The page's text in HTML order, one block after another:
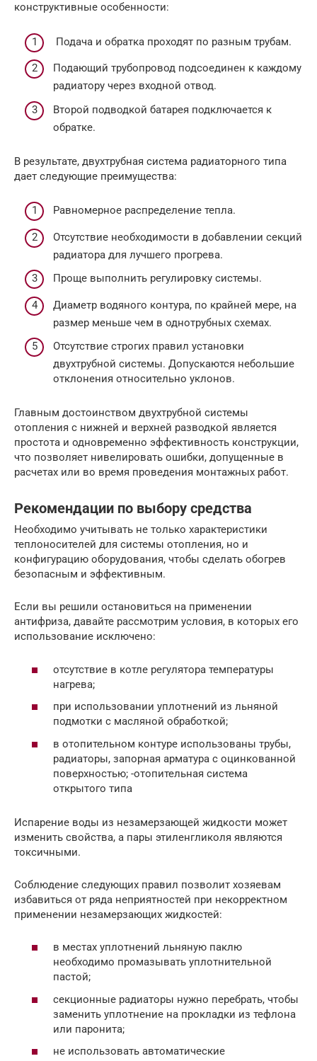
конструктивные особенности:
Подача и обратка проходят по разным трубам.
Подающий трубопровод подсоединен к каждому
радиатору через входной отвод.
Второй подводкой батарея подключается к
обратке.
В результате, двухтрубная система радиаторного типа
дает следующие преимущества:
Равномерное распределение тепла.
Отсутствие необходимости в добавлении секций
радиатора для лучшего прогрева.
Проще выполнить регулировку системы.
Диаметр водяного контура, по крайней мере, на
размер меньше чем в однотрубных схемах.
Отсутствие строгих правил установки
двухтрубной системы. Допускаются небольшие
отклонения относительно уклонов.
Главным достоинством двухтрубной системы
отопления с нижней и верхней разводкой является
простота и одновременно эффективность конструкции,
что позволяет нивелировать ошибки, допущенные в
расчетах или во время проведения монтажных работ.
Рекомендации по выбору средства
Необходимо учитывать не только характеристики
теплоносителей для системы отопления, но и
конфигурацию оборудования, чтобы сделать обогрев
безопасным и эффективным.
Если вы решили остановиться на применении
антифриза, давайте рассмотрим условия, в которых его
использование исключено:
отсутствие в котле регулятора температуры
нагрева;
при использовании уплотнений из льняной
подмотки с масляной обработкой;
в отопительном контуре использованы трубы,
радиаторы, запорная арматура с оцинкованной
поверхностью; -отопительная система
открытого типа
Испарение воды из незамерзающей жидкости может
изменить свойства, а пары этиленгликоля являются
токсичными.
Соблюдение следующих правил позволит хозяевам
избавиться от ряда неприятностей при некорректном
применении незамерзающих жидкостей:
в местах уплотнений льняную паклю
необходимо промазывать уплотнительной
пастой;
секционные радиаторы нужно перебрать, чтобы
заменить уплотнение на прокладки из тефлона
или паронита;
не использовать автоматические